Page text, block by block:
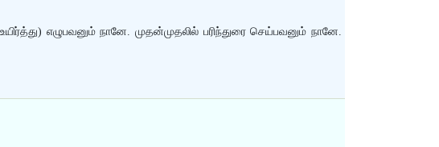
எழுபவனும் நானே. முதன்முதலில் பரிந்துரை செய்பவனும் நானே.